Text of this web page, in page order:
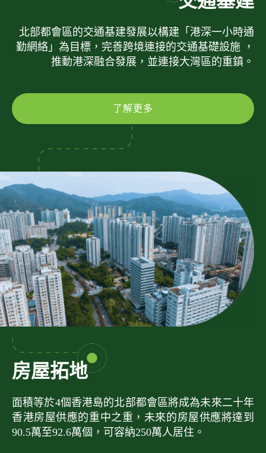
北部都會區的交通基建發展以構建「港深一小時通
勤網絡」為目標，完善跨境連接的交通基礎設施 ，
推動港深融合發展，並連接大灣區的重鎮。
了解更多
房屋拓地
面積等於4個香港島的北部都會區將成為未來二十年
香港房屋供應的重中之重，未來的房屋供應將達到
90.5萬至92.6萬個，可容納250萬人居住。